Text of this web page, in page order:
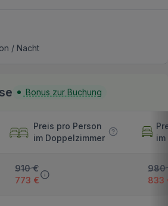
/ Nacht
Bonus zur Buchung
Preis pro Person
im Doppelzimmer
im
910 €
773 €
980
833